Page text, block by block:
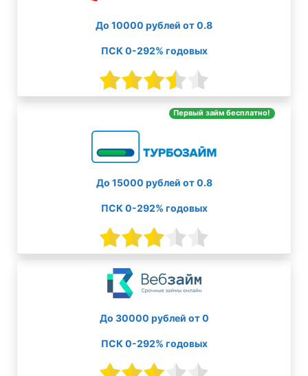
До 10000 рублей от 0.8
ПСК 0-292% годовых
Первый займ бесплатно!
До 15000 рублей от 0.8
ПСК 0-292% годовых
До 30000 рублей от 0
ПСК 0-292% годовых